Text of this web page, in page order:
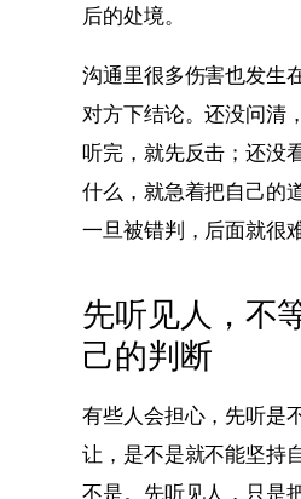
后的处境。
沟通里很多伤害也发生
对方下结论。还没问清
听完，就先反击；还没
什么，就急着把自己的
一旦被错判，后面就很
先听见人，不
己的判断
有些人会担心，先听是
让，是不是就不能坚持
不是。先听见人，只是